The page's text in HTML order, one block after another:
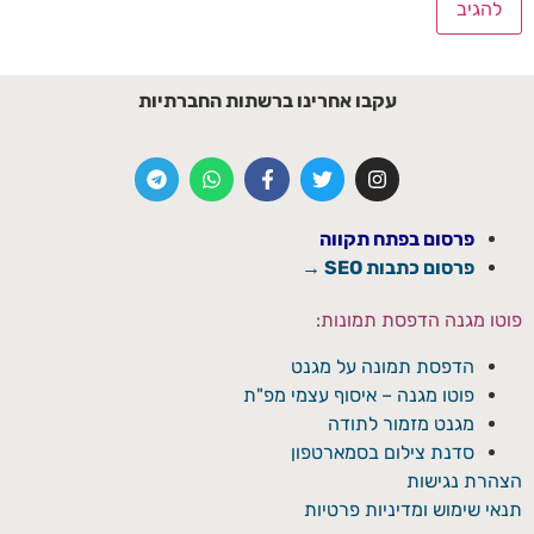
עקבו אחרינו ברשתות החברתיות
פרסום בפתח תקווה
פרסום כתבות SEO →
פוטו מגנה הדפסת תמונות:
הדפסת תמונה על מגנט
פוטו מגנה – איסוף עצמי מפ"ת
מגנט מזמור לתודה
סדנת צילום בסמארטפון
הצהרת נגישות
תנאי שימוש ומדיניות פרטיות